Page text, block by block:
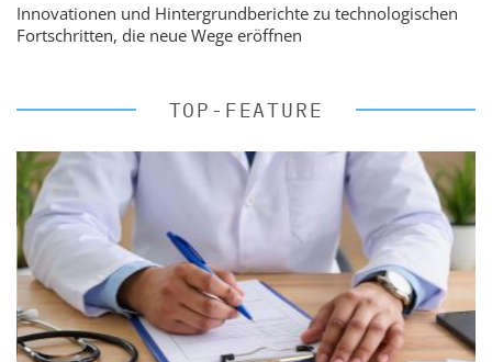
Innovationen und Hintergrundberichte zu technologischen
Fortschritten, die neue Wege eröffnen
TOP-FEATURE